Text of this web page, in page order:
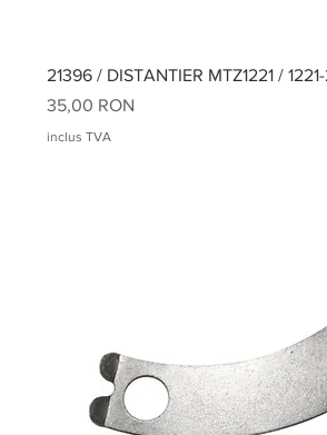
21396 / DISTANTIER MTZ1221 /
Preț
35,00 RON
inclus TVA